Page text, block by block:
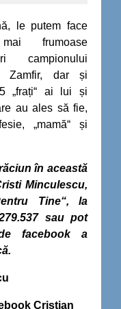
le putem face
frumoase
campionului
Zamfir, dar și
„frați“ ai lui și
au ales să fie,
„mamă“ și
în această
Minculescu,
Tine“, la
sau pot
facebook a
Cristian